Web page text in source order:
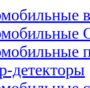
детекторы